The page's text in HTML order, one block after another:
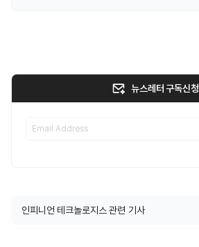
뉴스레터 구독신청
인피니언 테크놀로지스 관련 기사